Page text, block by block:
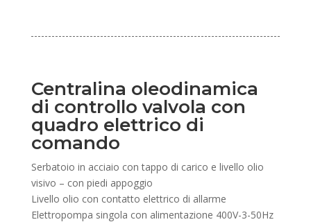
Centralina oleodinamica
di controllo valvola con
quadro elettrico di
comando
Serbatoio in acciaio con tappo di carico e livello olio
visivo – con piedi appoggio
Livello olio con contatto elettrico di allarme
Elettropompa singola con alimentazione 400V-3-50Hz